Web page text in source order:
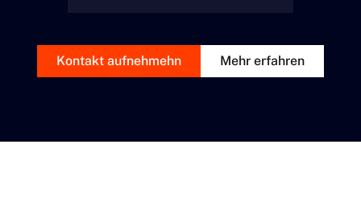
Kontakt aufnehmehn Mehr erfahren